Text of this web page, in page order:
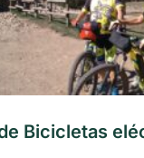
Bicicletas